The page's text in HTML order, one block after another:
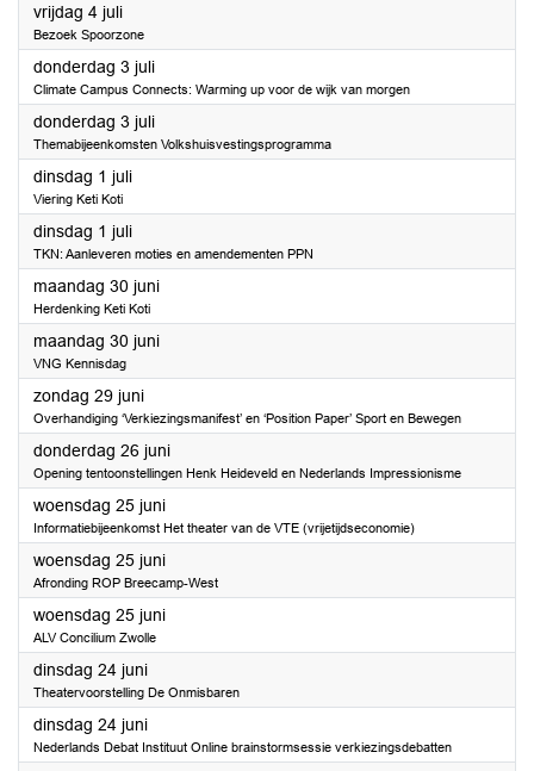
vrijdag 4 juli2025
Bezoek Spoorzone
donderdag 3 juli2025
Climate Campus Connects: Warming up voor de wijk van morgen
donderdag 3 juli2025
Themabijeenkomsten Volkshuisvestingsprogramma
dinsdag 1 juli2025
Viering Keti Koti
dinsdag 1 juli2025
TKN: Aanleveren moties en amendementen PPN
maandag 30 juni2025
Herdenking Keti Koti
maandag 30 juni2025
VNG Kennisdag
zondag 29 juni2025
Overhandiging ‘Verkiezingsmanifest’ en ‘Position Paper’ Sport en Bewegen
donderdag 26 juni2025
Opening tentoonstellingen Henk Heideveld en Nederlands Impressionisme
woensdag 25 juni2025
Informatiebijeenkomst Het theater van de VTE (vrijetijdseconomie)
woensdag 25 juni2025
Afronding ROP Breecamp-West
woensdag 25 juni2025
ALV Concilium Zwolle
dinsdag 24 juni2025
Theatervoorstelling De Onmisbaren
dinsdag 24 juni2025
Nederlands Debat Instituut Online brainstormsessie verkiezingsdebatten